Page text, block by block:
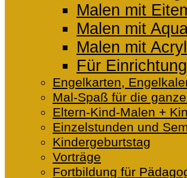
Malen mit
Malen mit
Malen mit Acryl
Für
Engelkarten,
Mal-Spaß für die
Eltern-Kind-Malen +
Einzelstunden und
Kindergeburtstag
Vorträge
Fortbildung für